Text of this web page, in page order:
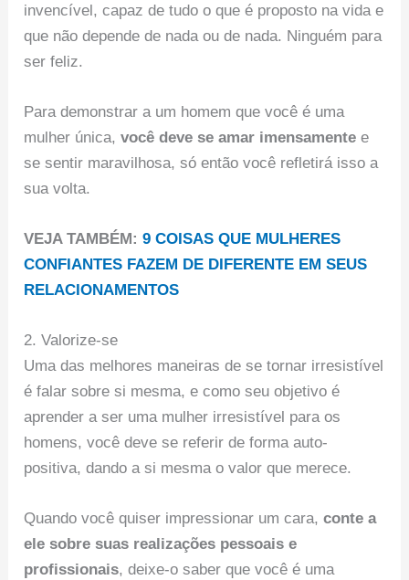
invencível, capaz de tudo o que é proposto na vida e
que não depende de nada ou de nada. Ninguém para
ser feliz.
Para demonstrar a um homem que você é uma
mulher única,você deve se amar imensamente e
se sentir maravilhosa, só então você refletirá isso a
sua volta.
VEJA TAMBÉM:9 COISAS QUE MULHERES
CONFIANTES FAZEM DE DIFERENTE EM SEUS
RELACIONAMENTOS
2. Valorize-se
Uma das melhores maneiras de se tornar irresistível
é falar sobre si mesma, e como seu objetivo é
aprender a ser uma mulher irresistível para os
homens, você deve se referir de forma auto-
positiva, dando a si mesma o valor que merece.
Quando você quiser impressionar um cara,conte a
ele sobre suas realizações pessoais e
profissionais, deixe-o saber que você é uma